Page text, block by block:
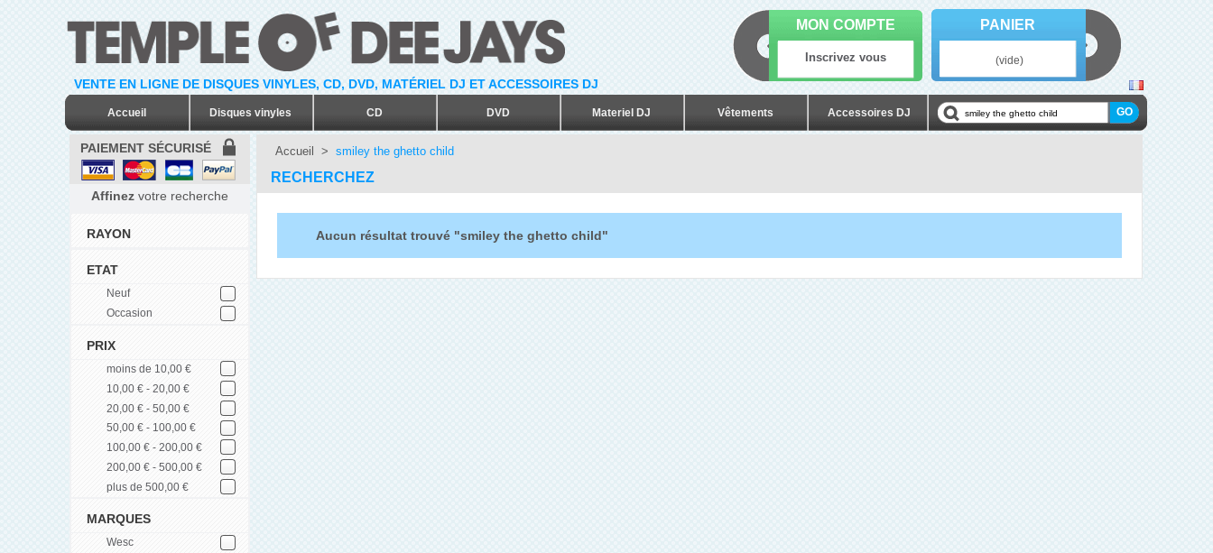
VENTE EN LIGNE DE DISQUES VINYLES, CD, DVD, MATÉRIEL DJ ET ACCESSOIRES DJ
Accueil Disques vinyles CD DVD Materiel DJ Vêtements Accessoires DJ
MON COMPTE
Inscrivez vous
PANIER
(vide)
PAIEMENT SÉCURISÉ
Affinez votre recherche
RAYON
ETAT
Neuf
Occasion
PRIX
moins de 10,00 €
10,00 € - 20,00 €
20,00 € - 50,00 €
50,00 € - 100,00 €
100,00 € - 200,00 €
200,00 € - 500,00 €
plus de 500,00 €
MARQUES
Wesc
Accueil > smiley the ghetto child
RECHERCHEZ
Aucun résultat trouvé "smiley the ghetto child"